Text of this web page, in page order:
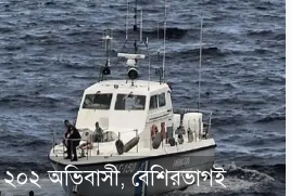
অভিবাসী, বেশিরভাগই